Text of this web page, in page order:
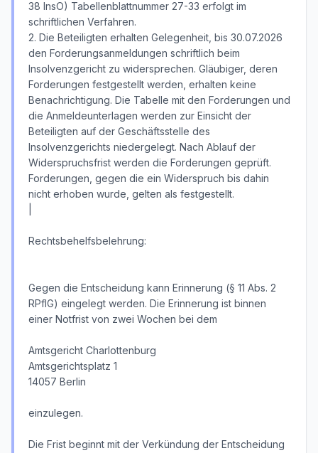
38 InsO) Tabellenblattnummer 27-33 erfolgt im
schriftlichen Verfahren.
2. Die Beteiligten erhalten Gelegenheit, bis 30.07.2026
den Forderungsanmeldungen schriftlich beim
Insolvenzgericht zu widersprechen. Gläubiger, deren
Forderungen festgestellt werden, erhalten keine
Benachrichtigung. Die Tabelle mit den Forderungen und
die Anmeldeunterlagen werden zur Einsicht der
Beteiligten auf der Geschäftsstelle des
Insolvenzgerichts niedergelegt. Nach Ablauf der
Widerspruchsfrist werden die Forderungen geprüft.
Forderungen, gegen die ein Widerspruch bis dahin
nicht erhoben wurde, gelten als festgestellt.
Rechtsbehelfsbelehrung:
Gegen die Entscheidung kann Erinnerung (§ 11 Abs. 2
RPflG) eingelegt werden. Die Erinnerung ist binnen
einer Notfrist von zwei Wochen bei dem
Amtsgericht Charlottenburg
Amtsgerichtsplatz 1
14057 Berlin
einzulegen.
Die Frist beginnt mit der Verkündung der Entscheidung